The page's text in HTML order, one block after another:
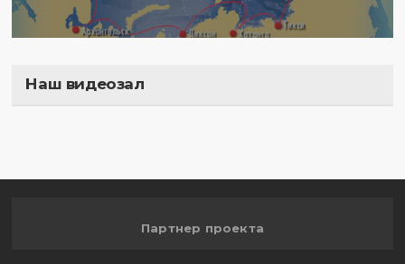
Наш видеозал
Партнер проекта